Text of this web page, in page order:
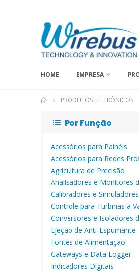
HOME EMPRESA
PRODUTOS ELETRÔNICOS
Por Função
Acessórios para Painéis
Acessórios para Redes
Agricultura de Precisão
Analisadores e Monitores
Calibradores e Simuladores
Controle para Turbinas a
Conversores e Isoladores
Ejeção de Anti-Espumante
Fontes de Alimentação
Gateways e Data Logger
Indicadores Digitais